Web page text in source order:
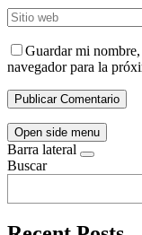
Guardar mi
navegador para la
Open side menu
Barra lateral
Buscar